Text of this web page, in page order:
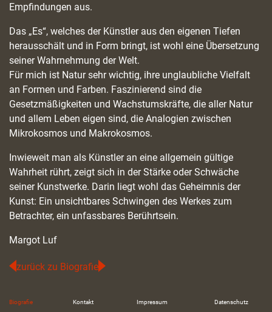
Empfindungen aus.
Das „Es“, welches der Künstler aus den eigenen Tiefen
herausschält und in Form bringt, ist wohl eine Übersetzung
seiner Wahrnehmung der Welt.
Für mich ist Natur sehr wichtig, ihre unglaubliche Vielfalt
an Formen und Farben. Faszinierend sind die
Gesetzmäßigkeiten und Wachstumskräfte, die aller Natur
und allem Leben eigen sind, die Analogien zwischen
Mikrokosmos und Makrokosmos.
Inwieweit man als Künstler an eine allgemein gültige
Wahrheit rührt, zeigt sich in der Stärke oder Schwäche
seiner Kunstwerke. Darin liegt wohl das Geheimnis der
Kunst: Ein unsichtbares Schwingen des Werkes zum
Betrachter, ein unfassbares Berührtsein.
Margot Luf
zurück zu Biografie
Biografie Kontakt Impressum Datenschutz